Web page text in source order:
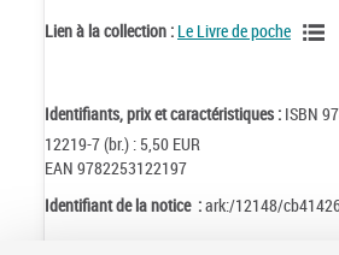
Lien à la collection : Le Livre de poche
Identifiants, prix et caractéristiques : ISBN
12219-7 (br.) : 5,50 EUR
EAN 9782253122197
Identifiant de la notice :ark:/12148/